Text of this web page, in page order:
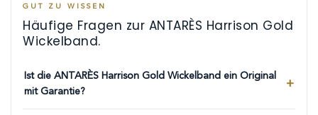
GUT ZU WISSEN
Häufige Fragen zur ANTARÈS Harrison Gold
Wickelband.
Ist die ANTARÈS Harrison Gold Wickelband ein Original
mit Garantie?